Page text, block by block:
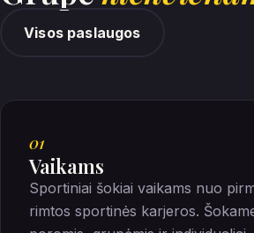
Visos paslaugos
01
Vaikams
Sportiniai šokiai vaikams nuo
rimtos sportinės karjeros.